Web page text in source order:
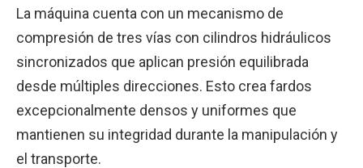
La máquina cuenta con un mecanismo de
compresión de tres vías con cilindros hidráulicos
sincronizados que aplican presión equilibrada
desde múltiples direcciones. Esto crea fardos
excepcionalmente densos y uniformes que
mantienen su integridad durante la manipulación y
el transporte.